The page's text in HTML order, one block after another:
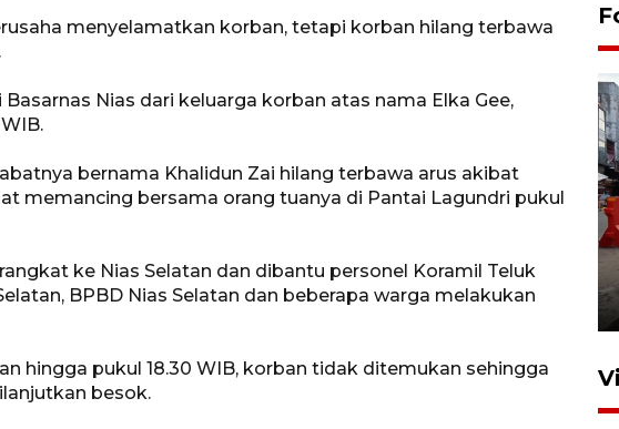
menyelamatkan korban, tetapi korban hilang terbawa
Nias dari keluarga korban atas nama Elka Gee,
bernama Khalidun Zai hilang terbawa arus akibat
memancing bersama orang tuanya di Pantai Lagundri pukul
ke Nias Selatan dan dibantu personel Koramil Teluk
BPBD Nias Selatan dan beberapa warga melakukan
hingga pukul 18.30 WIB, korban tidak ditemukan sehingga
besok.
Sumut
27 April 2026 15:34